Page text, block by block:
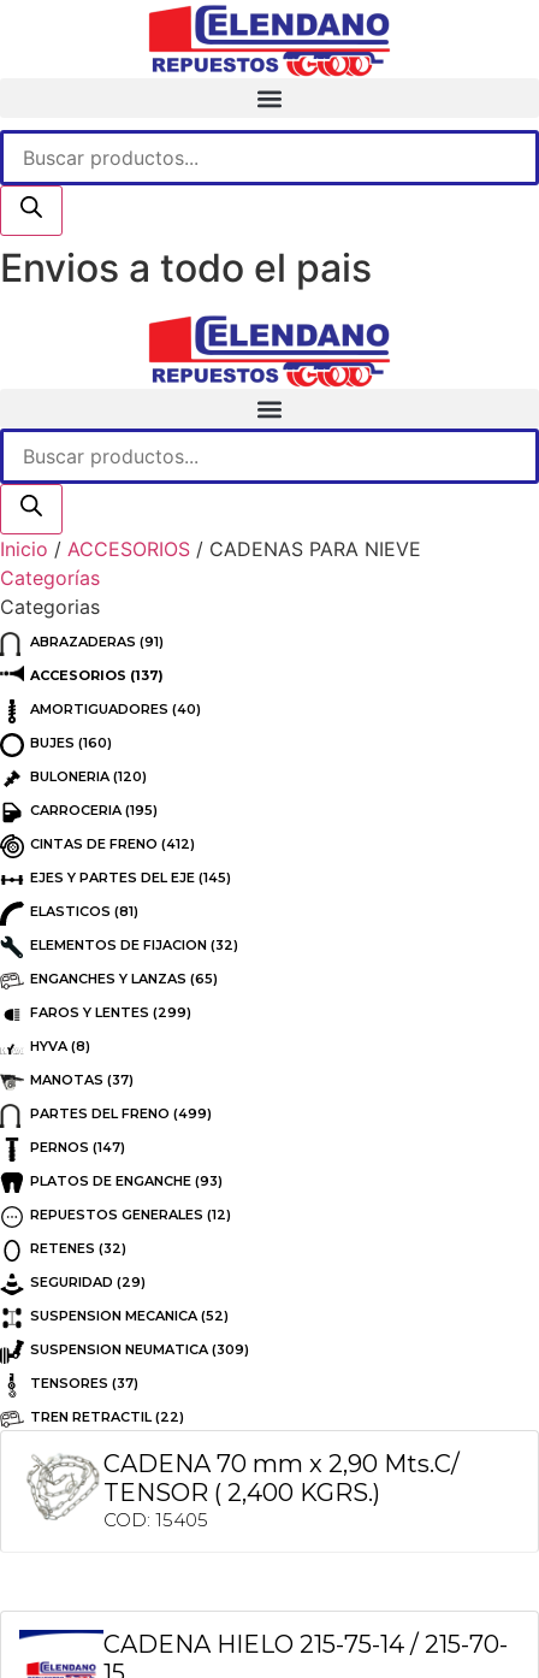
Búsqueda
productos
Envios a todo el pais
Búsqueda
productos
Inicio / ACCESORIOS / CADENAS PARA NIEVE
Categorías
Categorias
ABRAZADERAS (91)
ACCESORIOS (137)
AMORTIGUADORES (40)
BUJES (160)
BULONERIA (120)
CARROCERIA (195)
CINTAS DE FRENO (412)
EJES Y PARTES DEL EJE (145)
ELASTICOS (81)
ELEMENTOS DE FIJACION (32)
ENGANCHES Y LANZAS (65)
FAROS Y LENTES (299)
HYVA (8)
MANOTAS (37)
PARTES DEL FRENO (499)
PERNOS (147)
PLATOS DE ENGANCHE (93)
REPUESTOS GENERALES (12)
RETENES (32)
SEGURIDAD (29)
SUSPENSION MECANICA (52)
SUSPENSION NEUMATICA (309)
TENSORES (37)
TREN RETRACTIL (22)
CADENA 70 mm x 2,90 Mts.C/
TENSOR ( 2,400 KGRS.)
COD: 15405
CADENA HIELO 215-75-14 / 215-70-